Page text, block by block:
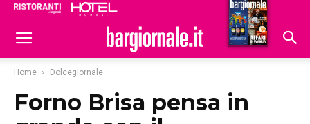
Hoteldomani
Home Dolcegiornale
Forno Brisa pensa in